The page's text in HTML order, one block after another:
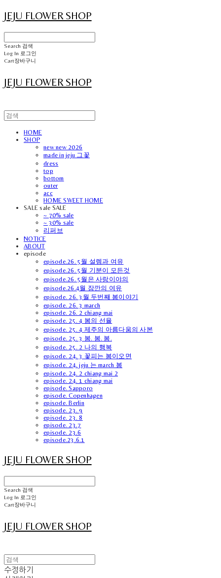
JEJU FLOWER SHOP
Search 검색
Log In 로그인
Cart장바구니
JEJU FLOWER SHOP
HOME
SHOP
new new 2026
made in jeju 그꽃
dress
top
bottom
outer
acc
HOME SWEET HOME
SALE sale SALE
~ 70% sale
~ 30% sale
리퍼브
NOTICE
ABOUT
episode
episode.26. 5월 설렘과 여유
episode.26. 5월 기분이 모든것
episode.26. 5월은 사랑이야의
episode.26.4월 잠깐의 여유
episode. 26. 3월 두번째 봄이야기
episode. 26. 3 march
episode. 26. 2 chiang mai
episode. 25. 4 봄의 선율
episode. 25. 4 제주의 아름다움의 사본
episode. 25. 3 봄. 봄. 봄.
episode. 25. 2 나의 행복
episode. 24. 3 꽃피는 봄이오면
episode. 24. jeju 는 march 봄
episode. 24. 2 chiang mai 2
episode. 24. 1 chiang mai
episode. Sapporo
episode. Copenhagen
episode. Berlin
episode. 23. 9
episode. 23. 8
episode. 23.7
episode. 23.6
episode.23.6.1
JEJU FLOWER SHOP
Search 검색
Log In 로그인
Cart장바구니
JEJU FLOWER SHOP
수정하기